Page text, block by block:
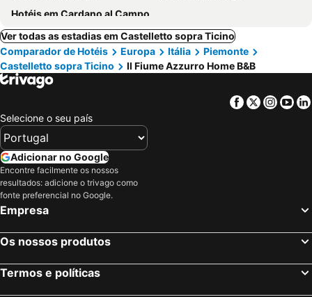
Hotéis em Cardano al Campo
Ver todas as estadias em Castelletto sopra Ticino
Comparador de Hotéis
Europa Itália
Piemonte
Castelletto sopra Ticino
Il Fiume Azzurro Home B&B
Facebook
Twitter
Selecione o seu país
Adicionar no Google
Encontre facilmente os nossos
resultados: adicione o trivago como
fonte preferencial no Google.
Empresa
Os nossos produtos
Termos e políticas